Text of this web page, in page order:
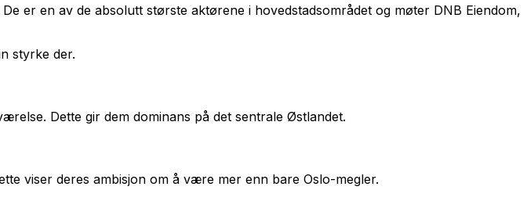
er en av de absolutt største aktørene i hovedstadsområdet og møter DNB Eiendom,
styrke der.
Dette gir dem dominans på det sentrale Østlandet.
viser deres ambisjon om å være mer enn bare Oslo-megler.